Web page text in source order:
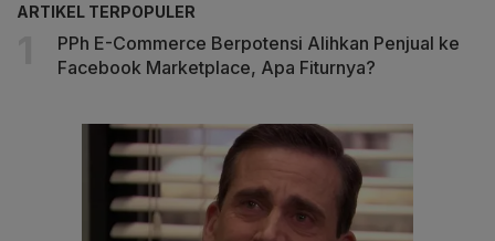
ARTIKEL TERPOPULER
PPh E-Commerce Berpotensi Alihkan Penjual ke
Facebook Marketplace, Apa Fiturnya?